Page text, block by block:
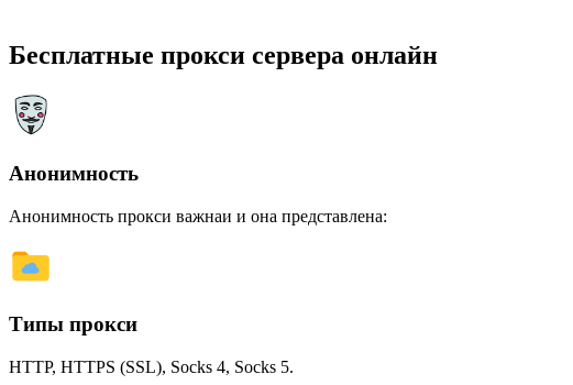
Бесплатные прокси сервера онлайн
Анонимность
Анонимность прокси важнаи и она представлена:
Типы прокси
HTTP, HTTPS (SSL), Socks 4, Socks 5.